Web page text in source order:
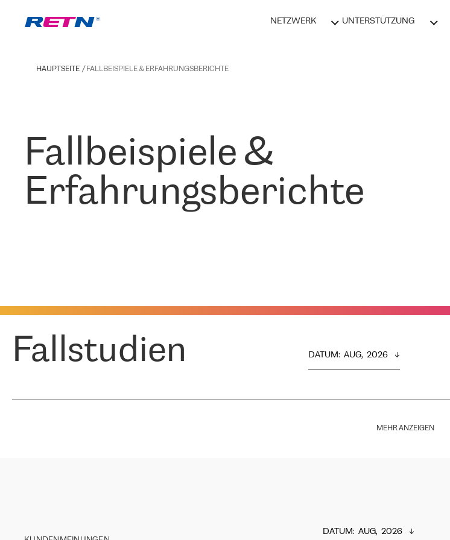
NETZWERK UNTERSTÜTZUNG
HAUPTSEITE FALLBEISPIELE & ERFAHRUNGSBERICHTE
Fallbeispiele &
Erfahrungsberichte
Fallstudien DATUM: AUG,  2026
MEHR ANZEIGEN
DATUM: AUG,  2026